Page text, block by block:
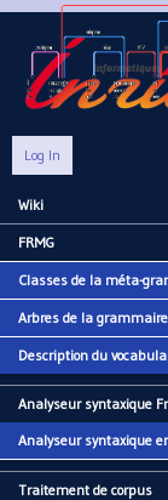
Log In
Main menu
Wiki
FRMG
Classes de la méta-
Arbres de la grammaire
Description du
Analyseur syntaxique
Analyseur syntaxique
Traitement de corpus